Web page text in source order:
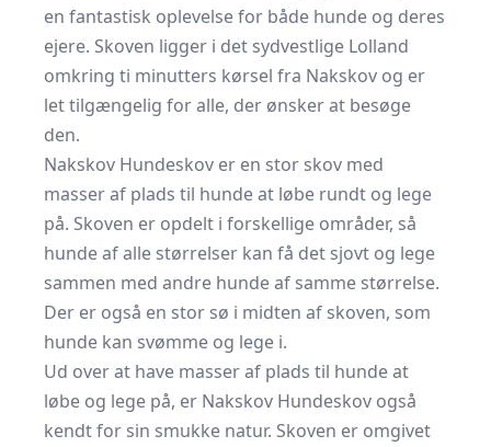
en fantastisk oplevelse for både hunde og deres
ejere. Skoven ligger i det sydvestlige Lolland
omkring ti minutters kørsel fra Nakskov og er
let tilgængelig for alle, der ønsker at besøge
den.
Nakskov Hundeskov er en stor skov med
masser af plads til hunde at løbe rundt og lege
på. Skoven er opdelt i forskellige områder, så
hunde af alle størrelser kan få det sjovt og lege
sammen med andre hunde af samme størrelse.
Der er også en stor sø i midten af skoven, som
hunde kan svømme og lege i.
Ud over at have masser af plads til hunde at
løbe og lege på, er Nakskov Hundeskov også
kendt for sin smukke natur. Skoven er omgivet